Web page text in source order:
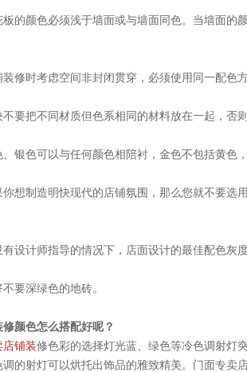
板的颜色必须浅于墙面或与墙面同色。当墙面的
装修时考虑空间非封闭贯穿，必须使用同一配
不要把不同材质但色系相同的材料放在一起，否
、银色可以与任何颜色相陪衬，金色不包括黄色
你想制造明快现代的店铺氛围，那么您就不要选
有设计师指导的情况下，店面设计的最佳配色灰
要深绿色的地砖。
颜色怎么搭配好呢？
店铺装修色彩的选择灯光蓝、绿色等冷色调射灯
调的射灯可以烘托出饰品的雅致精美。门面专卖